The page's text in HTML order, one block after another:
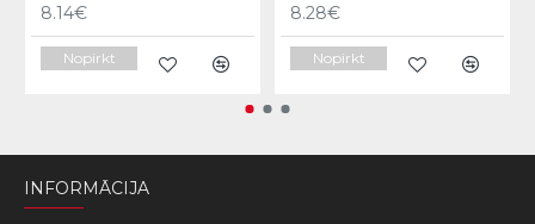
8.14€
Nopirkt
8.28€
Nopirkt
INFORMĀCIJA